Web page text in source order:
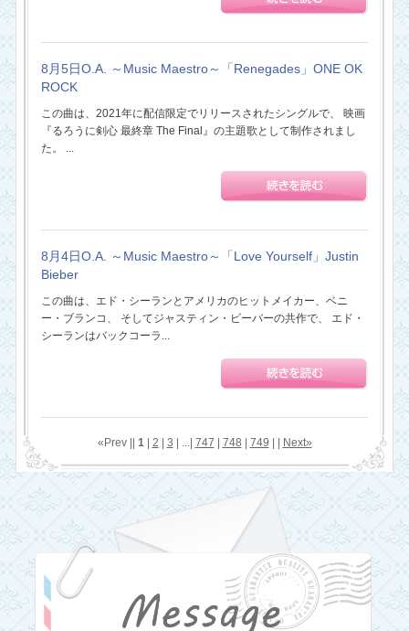
8月5日O.A. ～Music Maestro～「Renegades」ONE OK
ROCK
この曲は、2021年に配信限定でリリースされたシングルで、 映画
『るろうに剣心 最終章 The Final』の主題歌として制作されまし
た。 ...
8月4日O.A. ～Music Maestro～「Love Yourself」Justin
Bieber
この曲は、エド・シーランとアメリカのヒットメイカー、ベニ
ー・ブランコ、 そしてジャスティン・ビーバーの共作で、 エド・
シーランはバックコーラ...
«Prev || 1| 2 3 | ...| 747 748 749 Next»